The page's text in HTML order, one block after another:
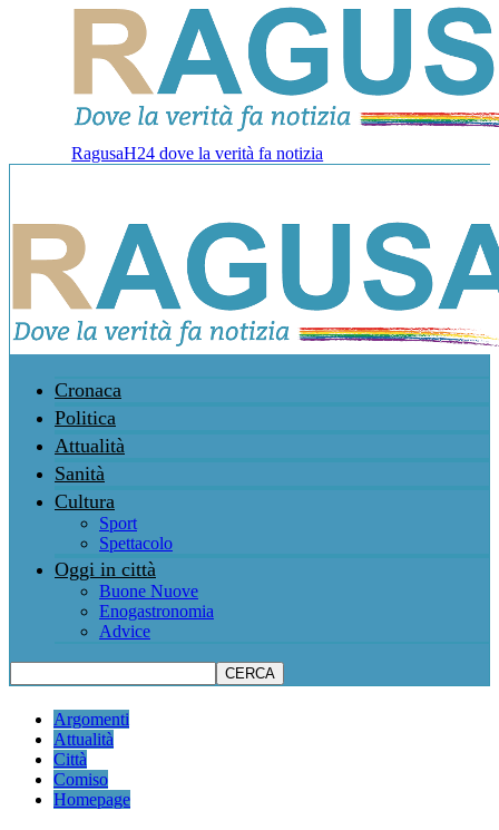
RagusaH24 dove la verità fa notizia
Cronaca
Politica
Attualità
Sanità
Cultura
Sport
Spettacolo
Oggi in città
Buone Nuove
Enogastronomia
Advice
Argomenti
Attualità
Città
Comiso
Homepage